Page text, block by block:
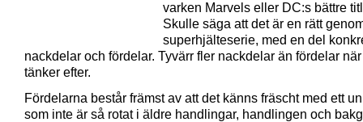
varken Marvels eller DC:s bättre
Skulle säga att det är en rätt
superhjälteserie, med en del
nackdelar och fördelar. Tyvärr fler nackdelar än fördelar
tänker efter.
Fördelarna består främst av att det känns fräscht med ett
som inte är så rotat i äldre handlingar, handlingen och